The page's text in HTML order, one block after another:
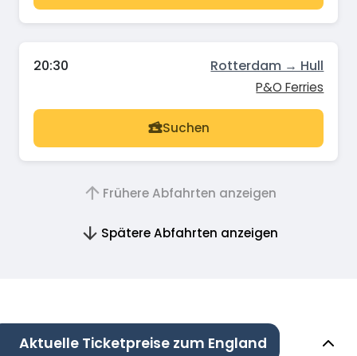
20:30 Rotterdam → Hull
P&O Ferries
Suchen
Frühere Abfahrten anzeigen
Spätere Abfahrten anzeigen
Aktuelle Ticketpreise zum England